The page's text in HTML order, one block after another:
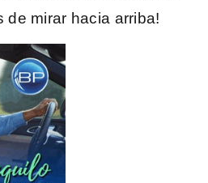
de mirar hacia arriba!